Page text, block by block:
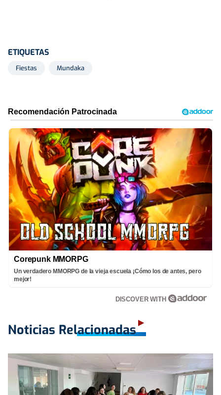
ETIQUETAS
Fiestas Mundaka
Corepunk MMORPG
Un verdadero MMORPG de la vieja escuela ¡Cómo los de antes, pero
mejor!
DISCOVER WITH
Noticias Relacionadas